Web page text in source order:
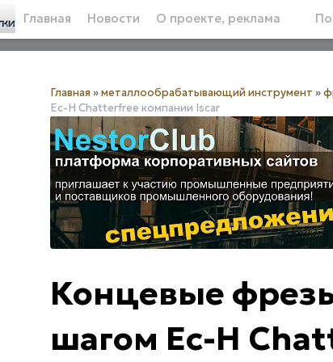
Главная Новости О проекте, реклама
Главная »металлообрабатывающий инструмент »
Ec-H Chatterfree компании Iscar
Концевые
шагом Ec-H